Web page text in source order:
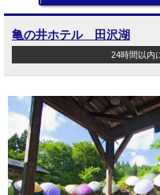
亀の井ホテル 田沢湖
24時間以内